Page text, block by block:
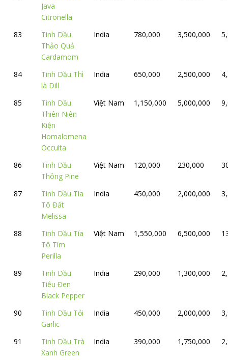
Java
Citronella
83
Tinh Dầu
Thảo Quả
Cardamom
India 780,000 3,500,000
84
Tinh Dầu Thì
là Dill
India 650,000 2,500,000
85
Tinh Dầu
Thiên Niên
Kiện
Homalomena
Occulta
Việt Nam 1,150,000 5,000,000
86
Tinh Dầu
Thông Pine
Việt Nam 120,000 230,000
87
Tinh Dầu Tía
Tô Đất
Melissa
India 450,000 2,000,000
88
Tinh Dầu Tía
Tô Tím
Perilla
Việt Nam 1,550,000 6,500,000
89
Tinh Dầu
Tiêu Đen
Black Pepper
India 290,000 1,300,000
90
Tinh Dầu Tỏi
Garlic
India 450,000 2,000,000
91
Tinh Dầu Trà
Xanh Green
India 390,000 1,750,000